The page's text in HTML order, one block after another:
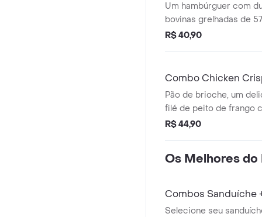
Um hambúrguer com
bovinas grelhadas de
gergelim, queijo
bebida.
R$ 40,90
Combo Chicken
Pão de brioche, um
filé de peito de frango
maionese e alface.
R$ 44,90
Os Melhores do
Combos Sanduíche
Selecione seu